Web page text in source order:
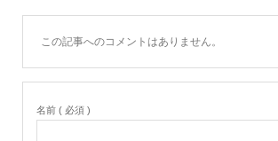
この記事へのコメントはありません。
名前 ( 必須 )